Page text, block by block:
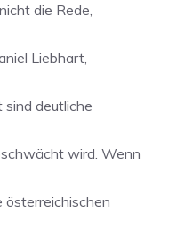
die Rede,
Liebhart,
deutliche
wird. Wenn
österreichischen